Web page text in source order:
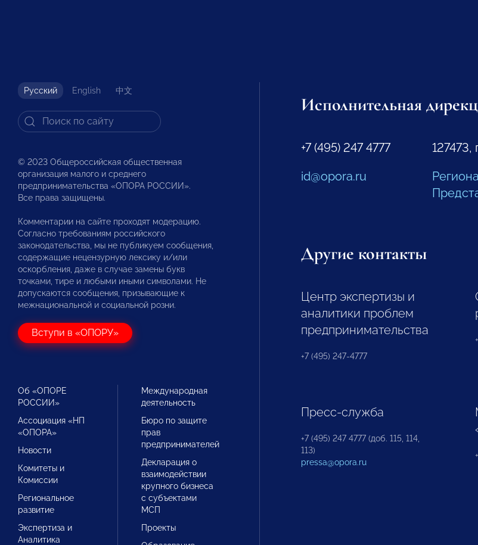
Русский English 中文
© 2023 Общероссийская общественная
организация малого и среднего
предпринимательства «ОПОРА РОССИИ».
Все права защищены.
Комментарии на сайте проходят модерацию.
Согласно требованиям российского
законодательства, мы не публикуем сообщения,
содержащие нецензурную лексику и/или
оскорбления, даже в случае замены букв
точками, тире и любыми иными символами. Не
допускаются сообщения, призывающие к
межнациональной и социальной розни.
Вступи в «ОПОРУ»
Об «ОПОРЕ
РОССИИ»
Ассоциация «НП
«ОПОРА»
Новости
Комитеты и
Комиссии
Региональное
развитие
Экспертиза и
Аналитика
Международная
деятельность
Бюро по защите
прав
предпринимателей
Декларация о
взаимодействии
крупного бизнеса
с субъектами
МСП
Проекты
Исполнительная
+7 (495) 247 4777
id@opora.ru
Другие контакты
Центр экспертизы и
аналитики проблем
предпринимательства
+7 (495) 247-4777
Пресс-служба
+7 (495) 247 4777 (доб. 115, 114,
113)
pressa@opora.ru